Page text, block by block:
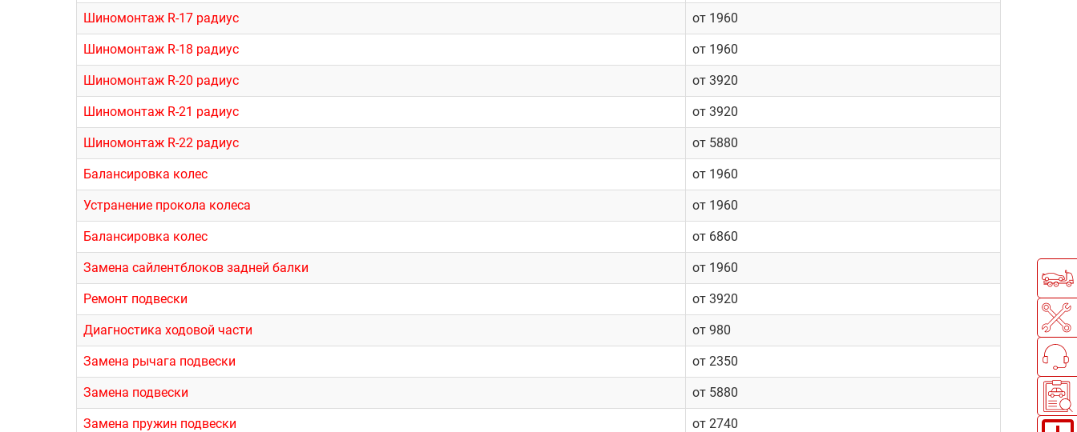
Шиномонтаж R-17 радиус от 1960
Шиномонтаж R-18 радиус от 1960
Шиномонтаж R-20 радиус от 3920
Шиномонтаж R-21 радиус от 3920
Шиномонтаж R-22 радиус от 5880
Балансировка колес от 1960
Устранение прокола колеса от 1960
Балансировка колес от 6860
Замена сайлентблоков задней балки от 1960
Ремонт подвески от 3920
Диагностика ходовой части от 980
Замена рычага подвески от 2350
Замена подвески от 5880
Замена пружин подвески от 2740